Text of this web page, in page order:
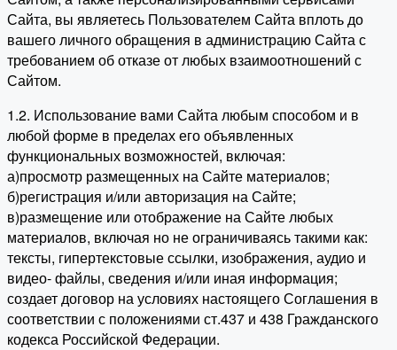
Сайта, вы являетесь Пользователем Сайта вплоть до
вашего личного обращения в администрацию Сайта с
требованием об отказе от любых взаимоотношений с
Сайтом.
1.2. Использование вами Сайта любым способом и в
любой форме в пределах его объявленных
функциональных возможностей, включая:
а)просмотр размещенных на Сайте материалов;
б)регистрация и/или авторизация на Сайте;
в)размещение или отображение на Сайте любых
материалов, включая но не ограничиваясь такими как:
тексты, гипертекстовые ссылки, изображения, аудио и
видео- файлы, сведения и/или иная информация;
создает договор на условиях настоящего Соглашения в
соответствии с положениями ст.437 и 438 Гражданского
кодекса Российской Федерации.